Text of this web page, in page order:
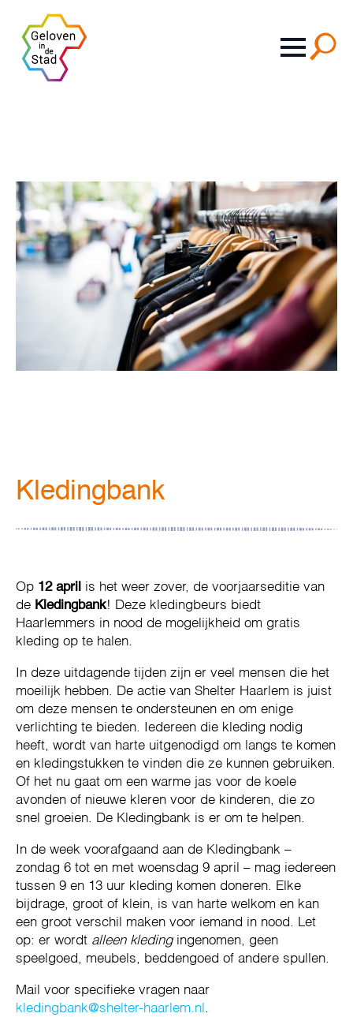
Kledingbank
Op 12 april is het weer zover, de voorjaarseditie van
de Kledingbank! Deze kledingbeurs biedt
Haarlemmers in nood de mogelijkheid om gratis
kleding op te halen.
In deze uitdagende tijden zijn er veel mensen die het
moeilijk hebben. De actie van Shelter Haarlem is juist
om deze mensen te ondersteunen en om enige
verlichting te bieden. Iedereen die kleding nodig
heeft, wordt van harte uitgenodigd om langs te komen
en kledingstukken te vinden die ze kunnen gebruiken.
Of het nu gaat om een warme jas voor de koele
avonden of nieuwe kleren voor de kinderen, die zo
snel groeien. De Kledingbank is er om te helpen.
In de week voorafgaand aan de Kledingbank –
zondag 6 tot en met woensdag 9 april – mag iedereen
tussen 9 en 13 uur kleding komen doneren. Elke
bijdrage, groot of klein, is van harte welkom en kan
een groot verschil maken voor iemand in nood. Let
op: er wordt alleen kledingingenomen, geen
speelgoed, meubels, beddengoed of andere spullen.
Mail voor specifieke vragen naar
kledingbank@shelter-haarlem.nl .